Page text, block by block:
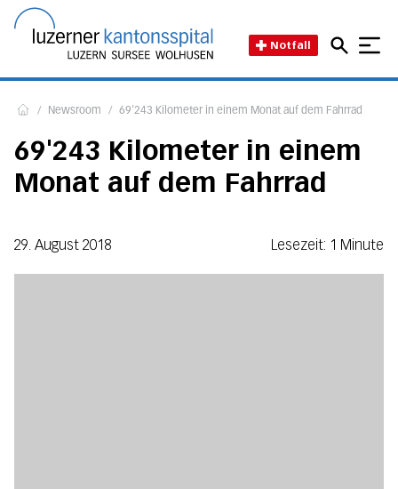
Notfall
/ Newsroom / 69'243 Kilometer in einem Monat auf dem Fahrrad
69'243 Kilometer in einem
Monat auf dem Fahrrad
29. August 2018 Lesezeit: 1 Minute